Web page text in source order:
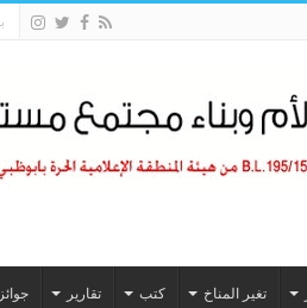
تغير المناخ كتب تقارير جوائز